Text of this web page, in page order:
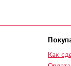
Как